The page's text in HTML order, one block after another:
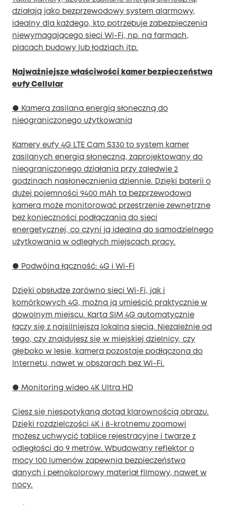
działają jako bezprzewodowy system alarmowy,
idealny dla każdego, kto potrzebuje zabezpieczenia
niewymagającego sieci Wi-Fi, np. na farmach,
placach budowy lub łodziach itp.
Najważniejsze właściwości kamer bezpieczeństwa
eufy Cellular
● Kamera zasilana energią słoneczną do
nieograniczonego użytkowania
Kamery eufy 4G LTE Cam S330 to system kamer
zasilanych energią słoneczną, zaprojektowany do
nieograniczonego działania przy zaledwie 2
godzinach nasłonecznienia dziennie. Dzięki baterii o
dużej pojemności 9400 mAh ta bezprzewodowa
kamera może monitorować przestrzenie zewnętrzne
bez konieczności podłączania do sieci
energetycznej, co czyni ją idealną do samodzielnego
użytkowania w odległych miejscach pracy.
● Podwójna łączność: 4G i Wi-Fi
Dzięki obsłudze zarówno sieci Wi-Fi, jak i
komórkowych 4G, można ją umieścić praktycznie w
dowolnym miejscu. Karta SIM 4G automatycznie
łączy się z najsilniejszą lokalną siecią. Niezależnie od
tego, czy znajdujesz się w miejskiej dzielnicy, czy
głęboko w lesie, kamera pozostaje podłączona do
Internetu, nawet w obszarach bez Wi-Fi.
● Monitoring wideo 4K Ultra HD
Ciesz się niespotykaną dotąd klarownością obrazu.
Dzięki rozdzielczości 4K i 8-krotnemu zoomowi
możesz uchwycić tablice rejestracyjne i twarze z
odległości do 9 metrów. Wbudowany reflektor o
mocy 100 lumenów zapewnia bezpieczeństwo
danych i pełnokolorowy materiał filmowy, nawet w
nocy.